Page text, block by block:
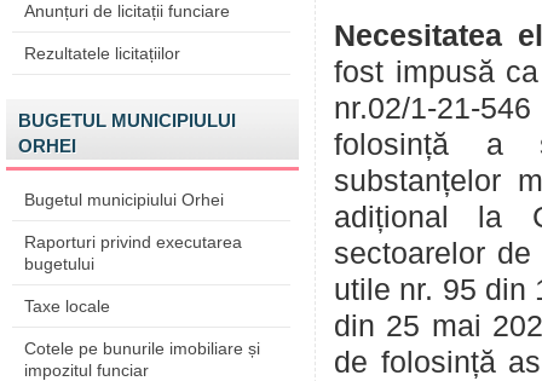
Anunțuri de licitații funciare
Rezultatele licitațiilor
BUGETUL MUNICIPIULUI
ORHEI
Bugetul municipiului Orhei
Raporturi privind executarea
bugetului
Taxe locale
Cotele pe bunurile imobiliare și
impozitul funciar
Necesitatea
fost impusă
nr.02/1-21-
folosință a
substanțelor
adițional la
sectoarelor
utile nr. 95 din
din 25 mai
de folosință